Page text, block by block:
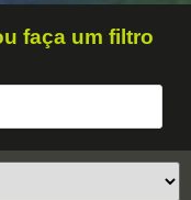
faça um filtro